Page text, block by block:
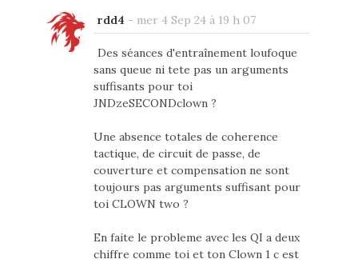
rdd4 - mer 4 Sep 24 à 19 h 07
Des séances d'entraînement loufoque
sans queue ni tete pas un arguments
suffisants pour toi
JNDzeSECONDclown ?
Une absence totales de coherence
tactique, de circuit de passe, de
couverture et compensation ne sont
toujours pas arguments suffisant pour
toi CLOWN two ?
En faite le probleme avec les QI a deux
chiffre comme toi et ton Clown 1 c est